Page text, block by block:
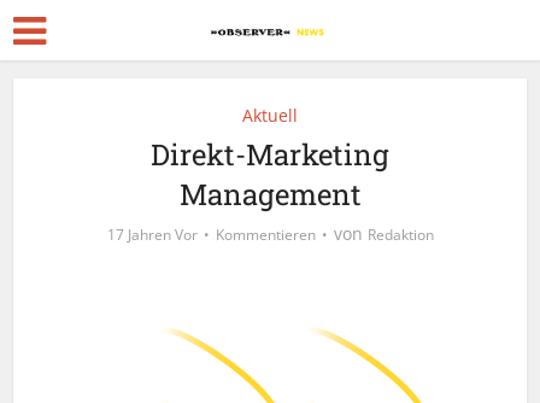
Aktuell
Direkt-Marketing
Management
17 Jahren Vor Kommentieren von Redaktion